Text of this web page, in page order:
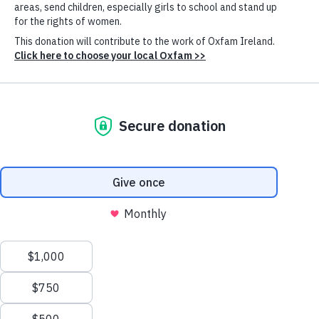
Accept only essential cookies
Más info
Blog by
Oxfam, written by Gisella Cruz-Garcia, Konstantina
Maria Togka, Hilton Mbozi and Bert Visser. This book
will become the best friend for those who are keen to
the consumption of local food plant biodiversity.
The objective of this book is to describe the botany,
local knowledge and nutritional qualities of one
hundred local food plants, which can help reduce the